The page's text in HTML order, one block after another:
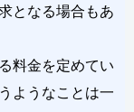
となる場合もあ
料金を定めてい
ようなことは一